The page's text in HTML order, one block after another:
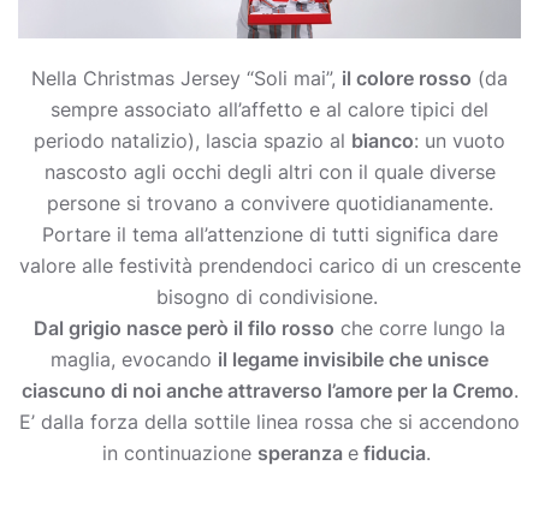
Nella Christmas Jersey “Soli mai”, il colore rosso (da
sempre associato all’affetto e al calore tipici del
periodo natalizio), lascia spazio al bianco: un vuoto
nascosto agli occhi degli altri con il quale diverse
persone si trovano a convivere quotidianamente.
Portare il tema all’attenzione di tutti significa dare
valore alle festività prendendoci carico di un crescente
bisogno di condivisione.
Dal grigio nasce però il filo rosso che corre lungo la
maglia, evocando il legame invisibile che unisce
ciascuno di noi anche attraverso l’amore per la Cremo.
E’ dalla forza della sottile linea rossa che si accendono
in continuazione speranza e fiducia.